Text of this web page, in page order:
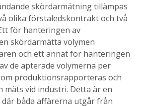
skördarmätning tillämpas
olika förstaledskontrakt och två
för hanteringen av
skördarmätta volymen
och ett annat för hanteringen
de apterade volymerna per
produktionsrapporteras och
mäts vid industri. Detta är en
där båda affärerna utgår från